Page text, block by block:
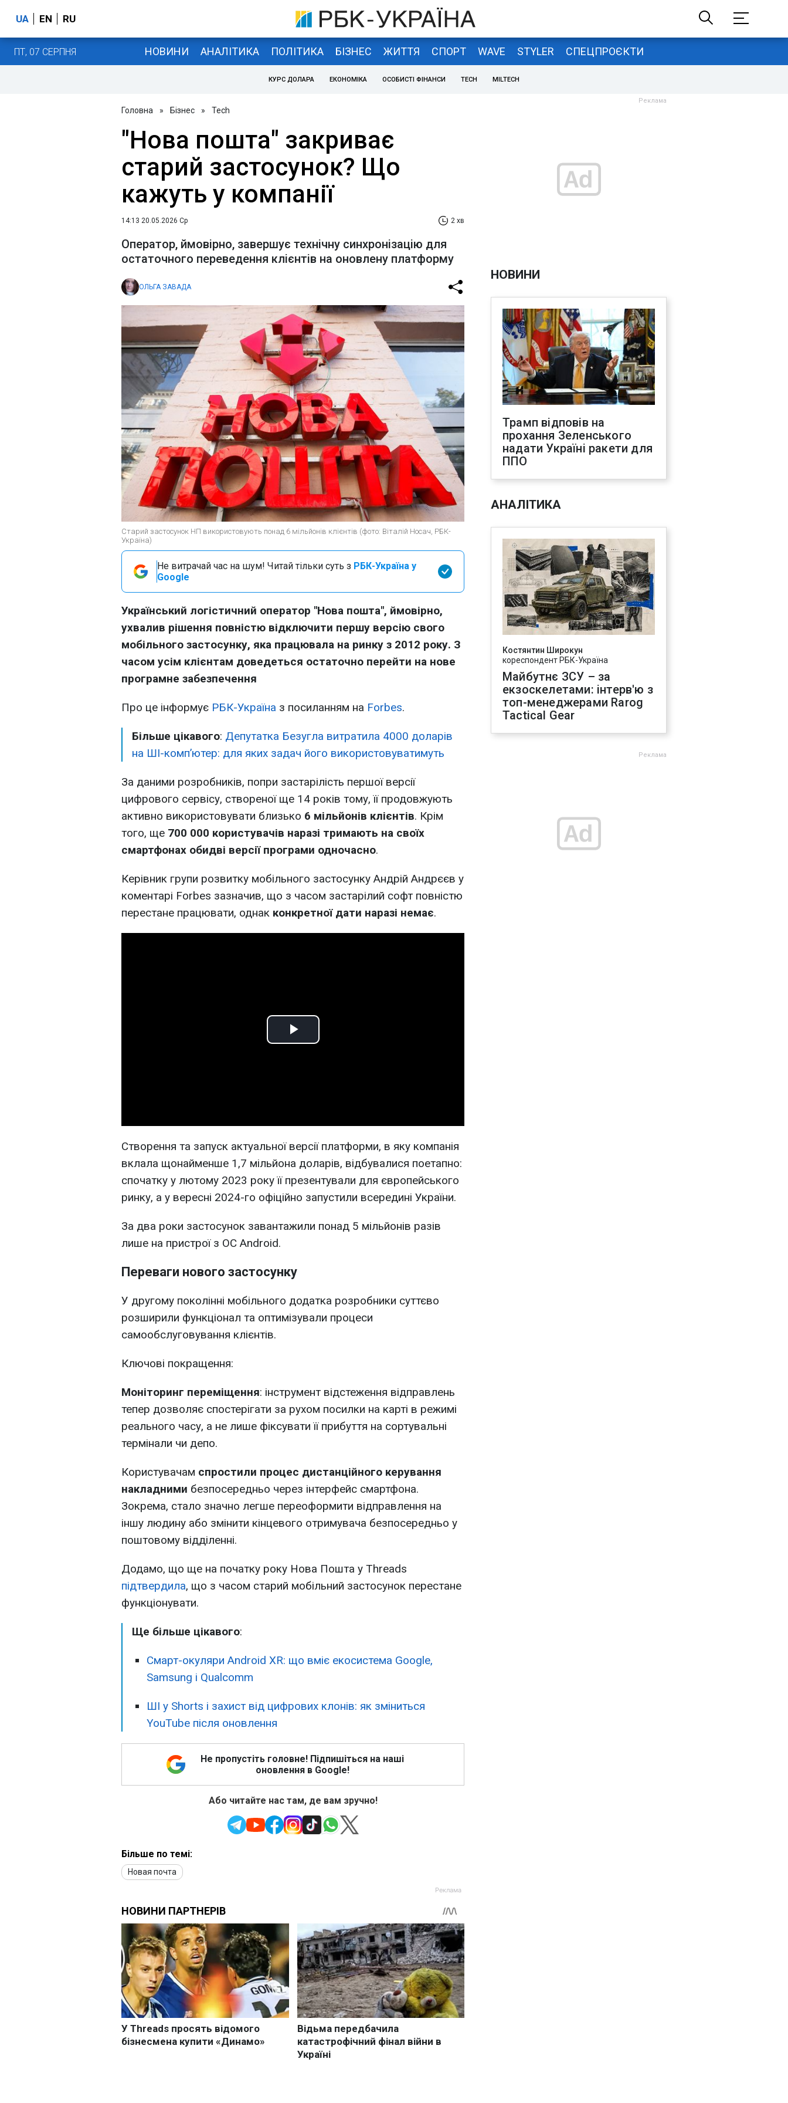
UA EN RU
ПТ, 07 СЕРПНЯ НОВИНИ АНАЛІТИКА ПОЛІТИКА БІЗНЕС ЖИТТЯ СПОРТ WAVE STYLER СПЕЦПРОЄКТИ
КУРС ДОЛАРА ЕКОНОМІКА ОСОБИСТІ ФІНАНСИ TECH MILTECH
Головна » Бізнес » Tech
"Нова пошта" закриває
старий застосунок? Що
кажуть у компанії
14:13 20.05.2026 Ср 2 хв
Оператор, ймовірно, завершує технічну синхронізацію для
остаточного переведення клієнтів на оновлену платформу
ОЛЬГА ЗАВАДА
Старий застосунок НП використовують понад 6 мільйонів клієнтів (фото: Віталій Носач, РБК-
Україна)
Не витрачай час на шум! Читай тільки суть з РБК-Україна у
Google
Український логістичний оператор "Нова пошта", ймовірно,
ухвалив рішення повністю відключити першу версію свого
мобільного застосунку, яка працювала на ринку з 2012 року. З
часом усім клієнтам доведеться остаточно перейти на нове
програмне забезпечення
Про це інформує РБК-Україна з посиланням на Forbes.
Більше цікавого: Депутатка Безугла витратила 4000 доларів
на ШІ-комп’ютер: для яких задач його використовуватимуть
За даними розробників, попри застарілість першої версії
цифрового сервісу, створеної ще 14 років тому, її продовжують
активно використовувати близько 6 мільйонів клієнтів. Крім
того, ще 700 000 користувачів наразі тримають на своїх
смартфонах обидві версії програми одночасно.
Керівник групи розвитку мобільного застосунку Андрій Андрєєв у
коментарі Forbes зазначив, що з часом застарілий софт повністю
перестане працювати, однак конкретної дати наразі немає.
Play
Створення та запуск актуальної версії платформи, в яку компанія
вклала щонайменше 1,7 мільйона доларів, відбувалися поетапно:
спочатку у лютому 2023 року її презентували для європейського
ринку, а у вересні 2024-го офіційно запустили всередині України.
За два роки застосунок завантажили понад 5 мільйонів разів
лише на пристрої з ОС Android.
Переваги нового застосунку
У другому поколінні мобільного додатка розробники суттєво
розширили функціонал та оптимізували процеси
самообслуговування клієнтів.
Ключові покращення:
Моніторинг переміщення: інструмент відстеження відправлень
тепер дозволяє спостерігати за рухом посилки на карті в режимі
реального часу, а не лише фіксувати її прибуття на сортувальні
термінали чи депо.
Користувачам спростили процес дистанційного керування
накладними безпосередньо через інтерфейс смартфона.
Зокрема, стало значно легше переоформити відправлення на
іншу людину або змінити кінцевого отримувача безпосередньо у
поштовому відділенні.
Додамо, що ще на початку року Нова Пошта у Threads
підтвердила, що з часом старий мобільний застосунок перестане
функціонувати.
Ще більше цікавого:
Смарт-окуляри Android XR: що вміє екосистема Google,
Samsung і Qualcomm
ШІ у Shorts і захист від цифрових клонів: як зміниться
YouTube після оновлення
Не пропустіть головне! Підпишіться на наші
оновлення в Google!
Або читайте нас там, де вам зручно!
Більше по темі:
Новая почта
НОВИНИ
Трамп відповів на
прохання Зеленського
надати Україні ракети для
ППО
АНАЛІТИКА
Костянтин Широкун
кореспондент РБК-Україна
Майбутнє ЗСУ – за
екзоскелетами: інтерв'ю з
топ-менеджерами Rarog
Tactical Gear